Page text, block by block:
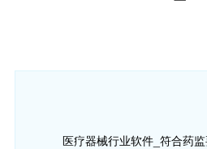
医疗器械行业软件_符合药